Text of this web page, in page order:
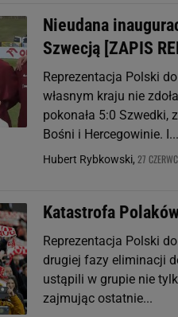
Nieudana
Szwecją [ZAPIS
Reprezentacja Polski
własnym kraju nie
pokonała 5:0 Szwedki,
Bośni i Hercegowinie. I...
Hubert Rybkowski, 27
Katastrofa
Reprezentacja Polski
drugiej fazy eliminacji
ustąpili w grupie nie
zajmując ostatnie...